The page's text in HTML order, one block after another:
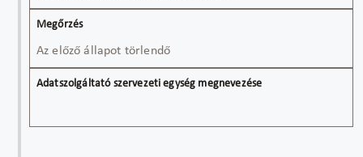
Az előző állapot törlendő